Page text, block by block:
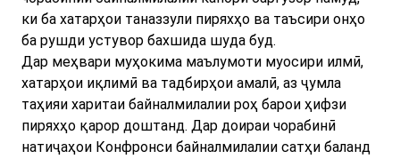
ки ба хатарҳои таназзули пиряхҳо ва таъсири онҳо
ба рушди устувор бахшида шуда буд.
Дар меҳвари муҳокима маълумоти муосири илмӣ,
хатарҳои иқлимӣ ва тадбирҳои амалӣ, аз ҷумла
таҳияи харитаи байналмилалии роҳ барои ҳифзи
пиряхҳо қарор доштанд. Дар доираи чорабинӣ
натиҷаҳои Конфронси байналмилалии сатҳи баланд